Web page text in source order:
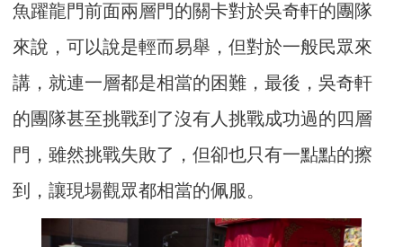
魚躍龍門前面兩層門的關卡對於吳奇軒的團隊
來說，可以說是輕而易舉，但對於一般民眾來
講，就連一層都是相當的困難，最後，吳奇軒
的團隊甚至挑戰到了沒有人挑戰成功過的四層
門，雖然挑戰失敗了，但卻也只有一點點的擦
到，讓現場觀眾都相當的佩服。